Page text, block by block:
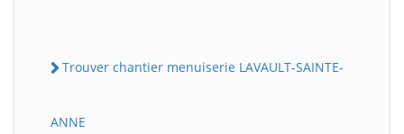
Trouver chantier menuiserie LAVAULT-SAINTE-
ANNE